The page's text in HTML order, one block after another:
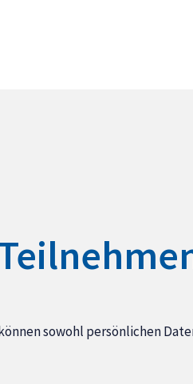
sowohl persönlichen